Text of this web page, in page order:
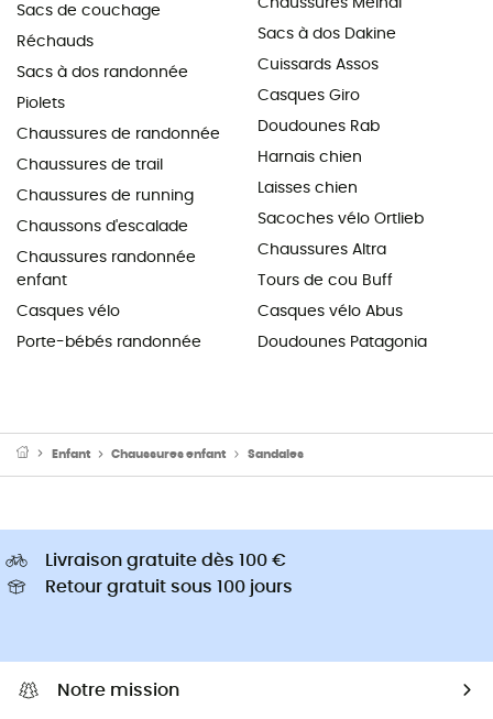
Sacs de couchage
Réchauds
Sacs à dos randonnée
Piolets
Chaussures de randonnée
Chaussures de trail
Chaussures de running
Chaussons d'escalade
Chaussures randonnée
enfant
Casques vélo
Porte-bébés randonnée
Sacs à dos Dakine
Cuissards Assos
Casques Giro
Doudounes Rab
Harnais chien
Laisses chien
Sacoches vélo Ortlieb
Chaussures Altra
Tours de cou Buff
Casques vélo Abus
Doudounes Patagonia
Enfant Chaussures enfant Sandales
Livraison gratuite dès 100 €
Retour gratuit sous 100 jours
Notre mission